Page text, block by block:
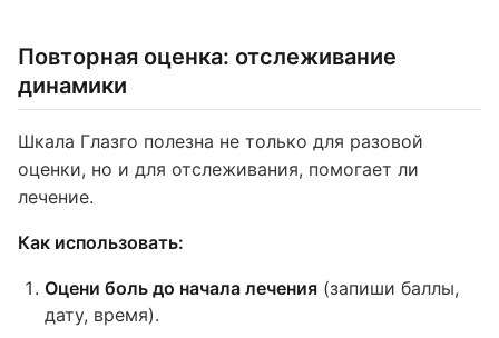
Повторная оценка: отслеживание
динамики
Шкала Глазго полезна не только для разовой
оценки, но и для отслеживания, помогает ли
лечение.
Как использовать:
Оцени боль до начала лечения (запиши баллы,
дату, время).